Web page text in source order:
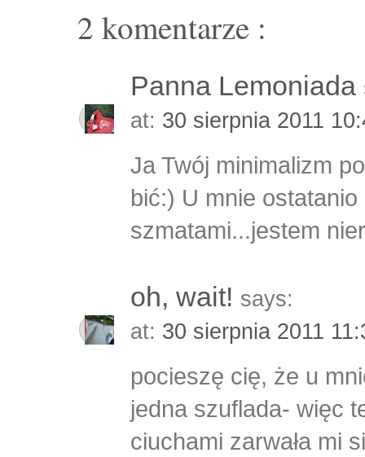
2 komentarze :
Panna Lemoniada
at: 30 sierpnia 2011
Ja Twój minimalizm
bić:) U mnie ostatanio
szmatami...jestem
oh, wait! says:
at: 30 sierpnia 2011
pocieszę cię, że u
jedna szuflada- więc
ciuchami zarwała mi